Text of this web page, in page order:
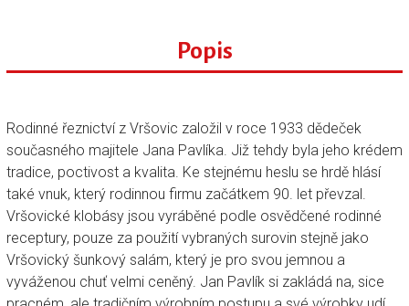
Popis
Rodinné řeznictví z Vršovic založil v roce 1933 dědeček
současného majitele Jana Pavlíka. Již tehdy byla jeho krédem
tradice, poctivost a kvalita. Ke stejnému heslu se hrdě hlásí
také vnuk, který rodinnou firmu začátkem 90. let převzal.
Vršovické klobásy jsou vyráběné podle osvědčené rodinné
receptury, pouze za použití vybraných surovin stejně jako
Vršovický šunkový salám, který je pro svou jemnou a
vyváženou chuť velmi ceněný. Jan Pavlík si zakládá na, sice